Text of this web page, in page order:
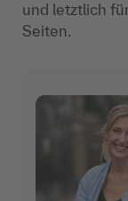
und letztlich
Seiten.